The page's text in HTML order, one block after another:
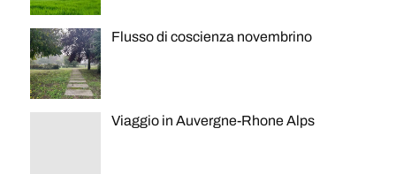
Flusso di coscienza novembrino
Viaggio in Auvergne-Rhone Alps